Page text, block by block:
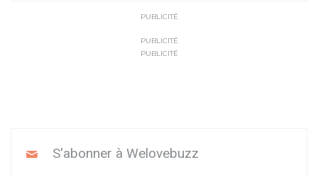
PUBLICITÉ
PUBLICITÉ
PUBLICITÉ
S'abonner à Welovebuzz